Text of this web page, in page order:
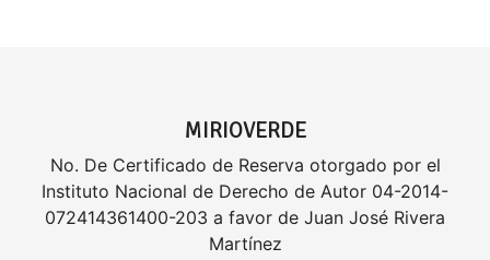
MIRIOVERDE
No. De Certificado de Reserva otorgado por el
Instituto Nacional de Derecho de Autor 04-2014-
072414361400-203 a favor de Juan José Rivera
Martínez